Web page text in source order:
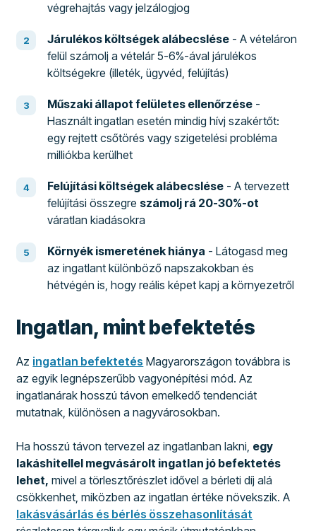
végrehajtás vagy jelzálogjog
Járulékos költségek alábecslése - A vételáron
felül számolj a vételár 5-6%-ával járulékos
költségekre (illeték, ügyvéd, felújítás)
Műszaki állapot felületes ellenőrzése -
Használt ingatlan esetén mindig hívj szakértőt:
egy rejtett csőtörés vagy szigetelési probléma
milliókba kerülhet
Felújítási költségek alábecslése - A tervezett
felújítási összegre számolj rá 20-30%-ot
váratlan kiadásokra
Környék ismeretének hiánya - Látogasd meg
az ingatlant különböző napszakokban és
hétvégén is, hogy reális képet kapj a környezetről
Ingatlan, mint befektetés
Az ingatlan befektetés Magyarországon továbbra is
az egyik legnépszerűbb vagyonépítési mód. Az
ingatlanárak hosszú távon emelkedő tendenciát
mutatnak, különösen a nagyvárosokban.
Ha hosszú távon tervezel az ingatlanban lakni, egy
lakáshitellel megvásárolt ingatlan jó befektetés
lehet, mivel a törlesztőrészlet idővel a bérleti díj alá
csökkenhet, miközben az ingatlan értéke növekszik. A
lakásvásárlás és bérlés összehasonlítását